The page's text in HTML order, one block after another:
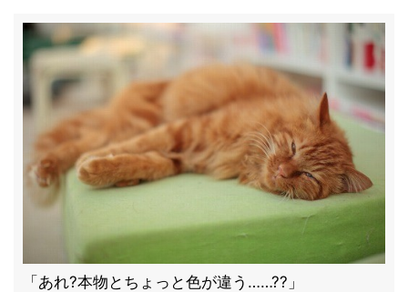
「あれ?本物とちょっと色が違う……??」